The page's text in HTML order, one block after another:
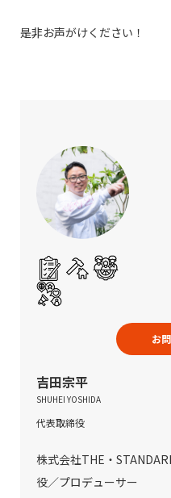
是非お声がけください！
お
吉田宗平
SHUHEI YOSHIDA
代表取締役
株式会社THE・
役／プロデューサー